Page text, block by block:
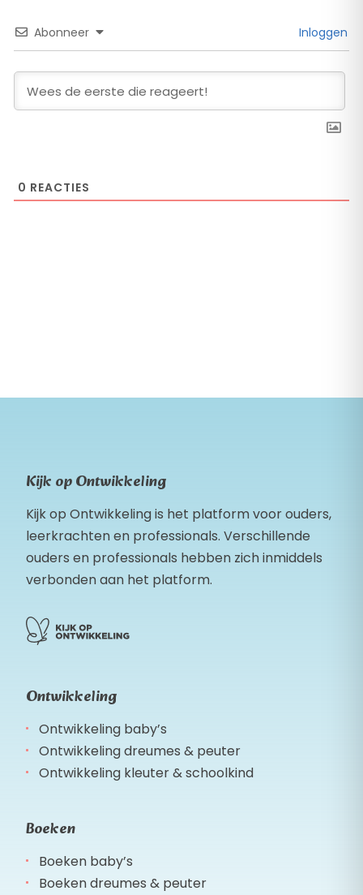
Abonneer Inloggen
0 REACTIES
Kijk op Ontwikkeling
Kijk op Ontwikkeling is het platform voor ouders,
leerkrachten en professionals. Verschillende
ouders en professionals hebben zich inmiddels
verbonden aan het platform.
Ontwikkeling
Ontwikkeling baby’s
Ontwikkeling dreumes & peuter
Ontwikkeling kleuter & schoolkind
Boeken
Boeken baby’s
Boeken dreumes & peuter